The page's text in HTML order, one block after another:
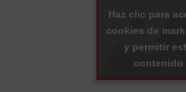
Haz clic para
cookies de
y permitir
contenido